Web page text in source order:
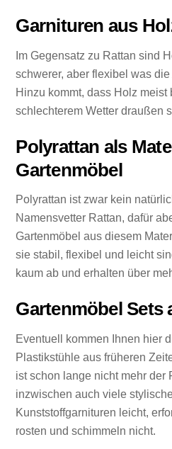
Garnituren aus
Im Gegensatz zu Rattan sind
schwerer, aber flexibel was
Hinzu kommt, dass Holz
schlechterem Wetter draußen
Polyrattan als
Gartenmöbel
Polyrattan ist zwar kein
Namensvetter Rattan, dafür
Gartenmöbel aus diesem
sie stabil, flexibel und leicht
kaum ab und erhalten über
Gartenmöbel
Eventuell kommen Ihnen hier
Plastikstühle aus früheren
ist schon lange nicht mehr der
inzwischen auch viele
Kunststoffgarnituren leicht,
rosten und schimmeln nicht.